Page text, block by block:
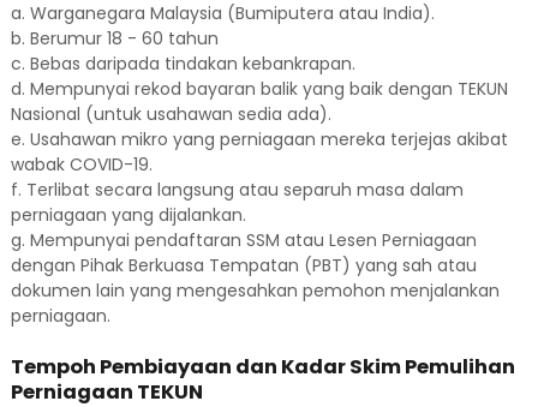
a. Warganegara Malaysia (Bumiputera atau India).
b. Berumur 18 - 60 tahun
c. Bebas daripada tindakan kebankrapan.
d. Mempunyai rekod bayaran balik yang baik dengan TEKUN
Nasional (untuk usahawan sedia ada).
e. Usahawan mikro yang perniagaan mereka terjejas akibat
wabak COVID-19.
f. Terlibat secara langsung atau separuh masa dalam
perniagaan yang dijalankan.
g. Mempunyai pendaftaran SSM atau Lesen Perniagaan
dengan Pihak Berkuasa Tempatan (PBT) yang sah atau
dokumen lain yang mengesahkan pemohon menjalankan
perniagaan.
Tempoh Pembiayaan dan Kadar Skim Pemulihan
Perniagaan TEKUN